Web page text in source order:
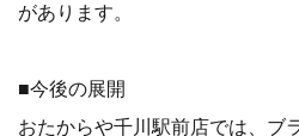
があります。
■今後の展開
おたからや千川駅前店では、ブ